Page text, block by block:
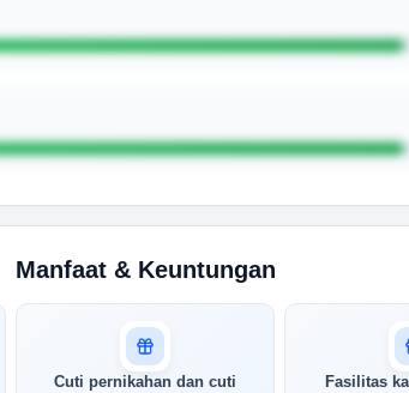
Manfaat & Keuntungan
Cuti pernikahan dan cuti
Fasilitas